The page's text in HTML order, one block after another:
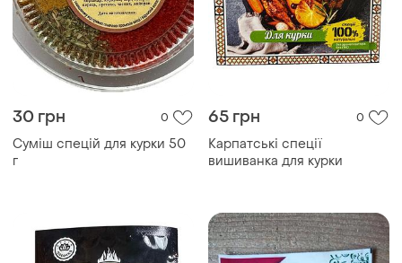
30 грн 0
Суміш спецій для курки 50
г
65 грн 0
Карпатські спеції
вишиванка для курки